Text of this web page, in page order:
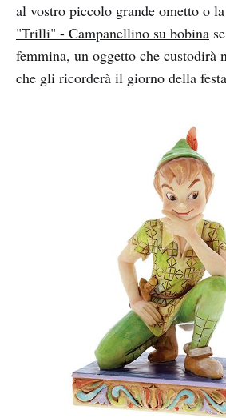
al vostro piccolo grande ometto o la
"Trilli" - Campanellino su bobina
femmina, un oggetto che custodirà
che gli ricorderà il giorno della